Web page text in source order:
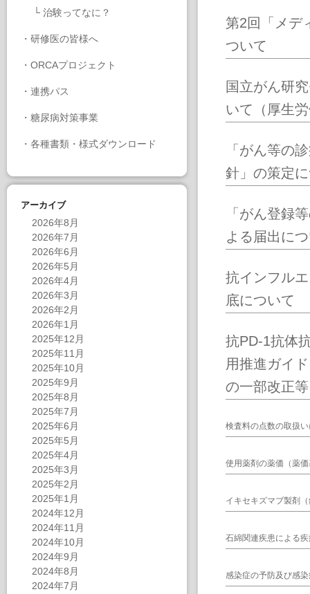
└ 治験ってなに？
・ 研修医の皆様へ
・ ORCAプロジェクト
・ 連携パス
・ 糖尿病対策事業
・ 各種書類・様式ダウンロード
アーカイブ
2026年8月
2026年7月
2026年6月
2026年5月
2026年4月
2026年3月
2026年2月
2026年1月
2025年12月
2025年11月
2025年10月
2025年9月
2025年8月
2025年7月
2025年6月
2025年5月
2025年4月
2025年3月
2025年2月
2025年1月
2024年12月
2024年11月
2024年10月
2024年9月
2024年8月
2024年7月
第2回「メデ
ついて
国立がん研
いて（厚生
「がん等の
針」の策定
「がん登録
よる届出に
抗インフル
底について
抗PD-1抗体
用推進ガイ
の一部改正
検査料の点数の取扱
使用薬剤の薬価（薬
イキセキズマブ製剤
石綿関連疾患による
感染症の予防及び感